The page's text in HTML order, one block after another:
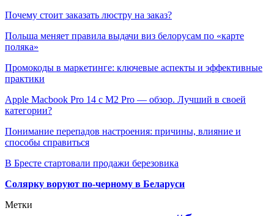
Почему стоит заказать люстру на заказ?
Польша меняет правила выдачи виз белорусам по «карте
поляка»
Промокоды в маркетинге: ключевые аспекты и эффективные
практики
Apple Macbook Pro 14 с M2 Pro — обзор. Лучший в своей
категории?
Понимание перепадов настроения: причины, влияние и
способы справиться
В Бресте стартовали продажи березовика
Солярку воруют по-черному в Беларуси
Метки